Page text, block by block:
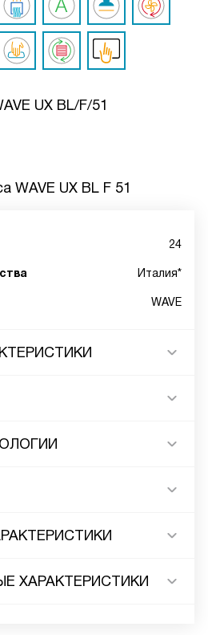
UX BL/F/51
WAVE UX BL F 51
24
Италия*
WAVE
ХАРАКТЕРИСТИКИ